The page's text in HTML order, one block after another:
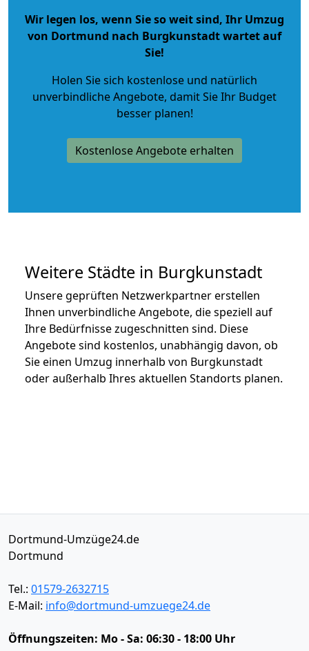
Wir legen los, wenn Sie so weit sind, Ihr Umzug
von Dortmund nach Burgkunstadt wartet auf
Sie!
Holen Sie sich kostenlose und natürlich
unverbindliche Angebote, damit Sie Ihr Budget
besser planen!
Kostenlose Angebote erhalten
Weitere Städte in Burgkunstadt
Unsere geprüften Netzwerkpartner erstellen
Ihnen unverbindliche Angebote, die speziell auf
Ihre Bedürfnisse zugeschnitten sind. Diese
Angebote sind kostenlos, unabhängig davon, ob
Sie einen Umzug innerhalb von Burgkunstadt
oder außerhalb Ihres aktuellen Standorts planen.
Dortmund-Umzüge24.de
Dortmund
Tel.: 01579-2632715
E-Mail: info@dortmund-umzuege24.de
Öffnungszeiten: Mo - Sa: 06:30 - 18:00 Uhr